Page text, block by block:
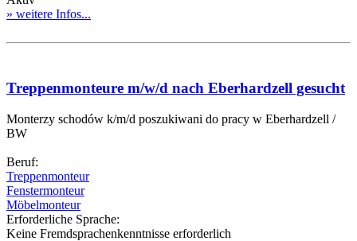
» weitere Infos...
Treppenmonteure m/w/d nach Eberhardzell gesucht
Monterzy schodów k/m/d poszukiwani do pracy w Eberhardzell /
BW
Beruf:
Treppenmonteur
Fenstermonteur
Möbelmonteur
Erforderliche Sprache:
Keine Fremdsprachenkenntnisse erforderlich